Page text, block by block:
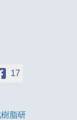
17
脂研